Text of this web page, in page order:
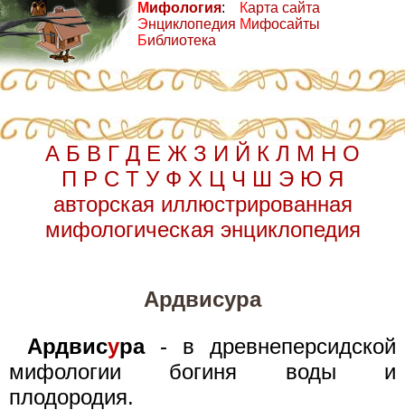
Мифология:
Энциклопедия
Библиотека
Карта сайта
Мифосайты
А Б В Г Д Е Ж З И Й К Л М Н О
П Р С Т У Ф Х Ц Ч Ш Э Ю Я
авторская иллюстрированная
мифологическая энциклопедия
Ардвисура
Ардвисура- в древнеперсидской
мифологии богиня воды и
плодородия.